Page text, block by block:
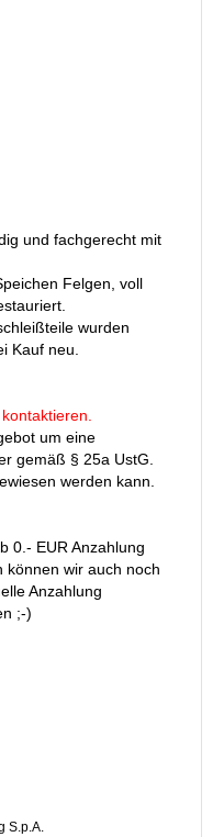
und fachgerecht mit
Felgen, voll
wurden
Kauf neu.
um eine
gemäß § 25a UstG.
werden kann.
0.- EUR Anzahlung
können wir auch noch
Anzahlung
;-)
S.p.A.